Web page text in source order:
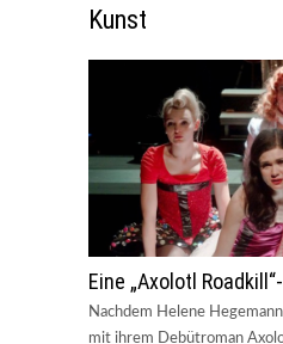
Kunst
Eine „Axolotl
Nachdem Helene
mit ihrem Debütroman